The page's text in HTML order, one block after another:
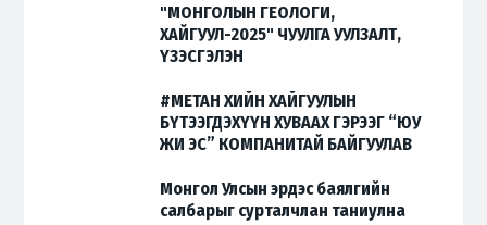
2025-03-28
"МОНГОЛЫН ГЕОЛОГИ,
ХАЙГУУЛ-2025" ЧУУЛГА УУЛЗАЛТ,
ҮЗЭСГЭЛЭН
#МЕТАН ХИЙН ХАЙГУУЛЫН
БҮТЭЭГДЭХҮҮН ХУВААХ ГЭРЭЭГ “ЮУ
ЖИ ЭС” КОМПАНИТАЙ БАЙГУУЛАВ
Монгол Улсын эрдэс баялгийн
салбарыг сурталчлан таниулна